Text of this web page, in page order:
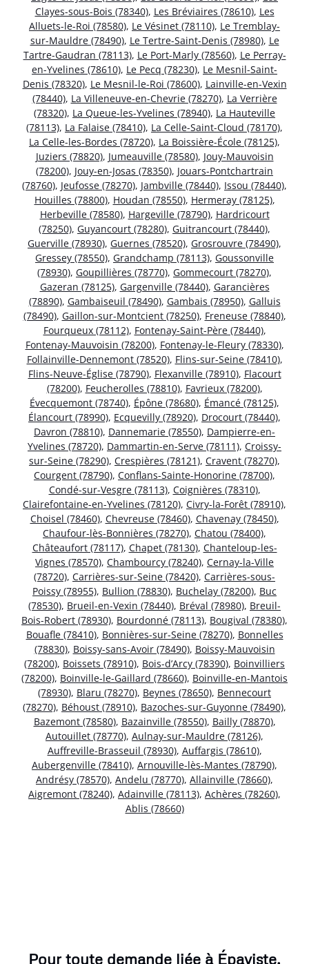
Clayes-sous-Bois (78340), Les Bréviaires (78610), Les
Alluets-le-Roi (78580), Le Vésinet (78110), Le Tremblay-
sur-Mauldre (78490), Le Tertre-Saint-Denis (78980), Le
Tartre-Gaudran (78113), Le Port-Marly (78560), Le Perray-
en-Yvelines (78610), Le Pecq (78230), Le Mesnil-Saint-
Denis (78320), Le Mesnil-le-Roi (78600), Lainville-en-Vexin
(78440), La Villeneuve-en-Chevrie (78270), La Verrière
(78320), La Queue-les-Yvelines (78940), La Hauteville
(78113), La Falaise (78410), La Celle-Saint-Cloud (78170),
La Celle-les-Bordes (78720), La Boissière-École (78125),
Juziers (78820), Jumeauville (78580), Jouy-Mauvoisin
(78200), Jouy-en-Josas (78350), Jouars-Pontchartrain
(78760), Jeufosse (78270), Jambville (78440), Issou (78440),
Houilles (78800), Houdan (78550), Hermeray (78125),
Herbeville (78580), Hargeville (78790), Hardricourt
(78250), Guyancourt (78280), Guitrancourt (78440),
Guerville (78930), Guernes (78520), Grosrouvre (78490),
Gressey (78550), Grandchamp (78113), Goussonville
(78930), Goupillières (78770), Gommecourt (78270),
Gazeran (78125), Gargenville (78440), Garancières
(78890), Gambaiseuil (78490), Gambais (78950), Galluis
(78490), Gaillon-sur-Montcient (78250), Freneuse (78840),
Fourqueux (78112), Fontenay-Saint-Père (78440),
Fontenay-Mauvoisin (78200), Fontenay-le-Fleury (78330),
Follainville-Dennemont (78520), Flins-sur-Seine (78410),
Flins-Neuve-Église (78790), Flexanville (78910), Flacourt
(78200), Feucherolles (78810), Favrieux (78200),
Évecquemont (78740), Épône (78680), Émancé (78125),
Élancourt (78990), Ecquevilly (78920), Drocourt (78440),
Davron (78810), Dannemarie (78550), Dampierre-en-
Yvelines (78720), Dammartin-en-Serve (78111), Croissy-
sur-Seine (78290), Crespières (78121), Cravent (78270),
Courgent (78790), Conflans-Sainte-Honorine (78700),
Condé-sur-Vesgre (78113), Coignières (78310),
Clairefontaine-en-Yvelines (78120), Civry-la-Forêt (78910),
Choisel (78460), Chevreuse (78460), Chavenay (78450),
Chaufour-lès-Bonnières (78270), Chatou (78400),
Châteaufort (78117), Chapet (78130), Chanteloup-les-
Vignes (78570), Chambourcy (78240), Cernay-la-Ville
(78720), Carrières-sur-Seine (78420), Carrières-sous-
Poissy (78955), Bullion (78830), Buchelay (78200), Buc
(78530), Brueil-en-Vexin (78440), Bréval (78980), Breuil-
Bois-Robert (78930), Bourdonné (78113), Bougival (78380),
Bouafle (78410), Bonnières-sur-Seine (78270), Bonnelles
(78830), Boissy-sans-Avoir (78490), Boissy-Mauvoisin
(78200), Boissets (78910), Bois-d’Arcy (78390), Boinvilliers
(78200), Boinville-le-Gaillard (78660), Boinville-en-Mantois
(78930), Blaru (78270), Beynes (78650), Bennecourt
(78270), Béhoust (78910), Bazoches-sur-Guyonne (78490),
Bazemont (78580), Bazainville (78550), Bailly (78870),
Autouillet (78770), Aulnay-sur-Mauldre (78126),
Auffreville-Brasseuil (78930), Auffargis (78610),
Aubergenville (78410), Arnouville-lès-Mantes (78790),
Andrésy (78570), Andelu (78770), Allainville (78660),
Aigremont (78240), Adainville (78113), Achères (78260),
Ablis (78660)
Pour toute demande liée à Épaviste,